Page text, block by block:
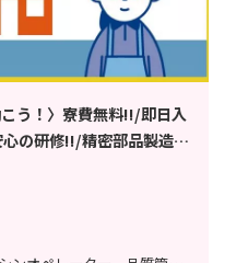
う！〉寮費無料!!/即日入
の研修!!/精密部品製造工